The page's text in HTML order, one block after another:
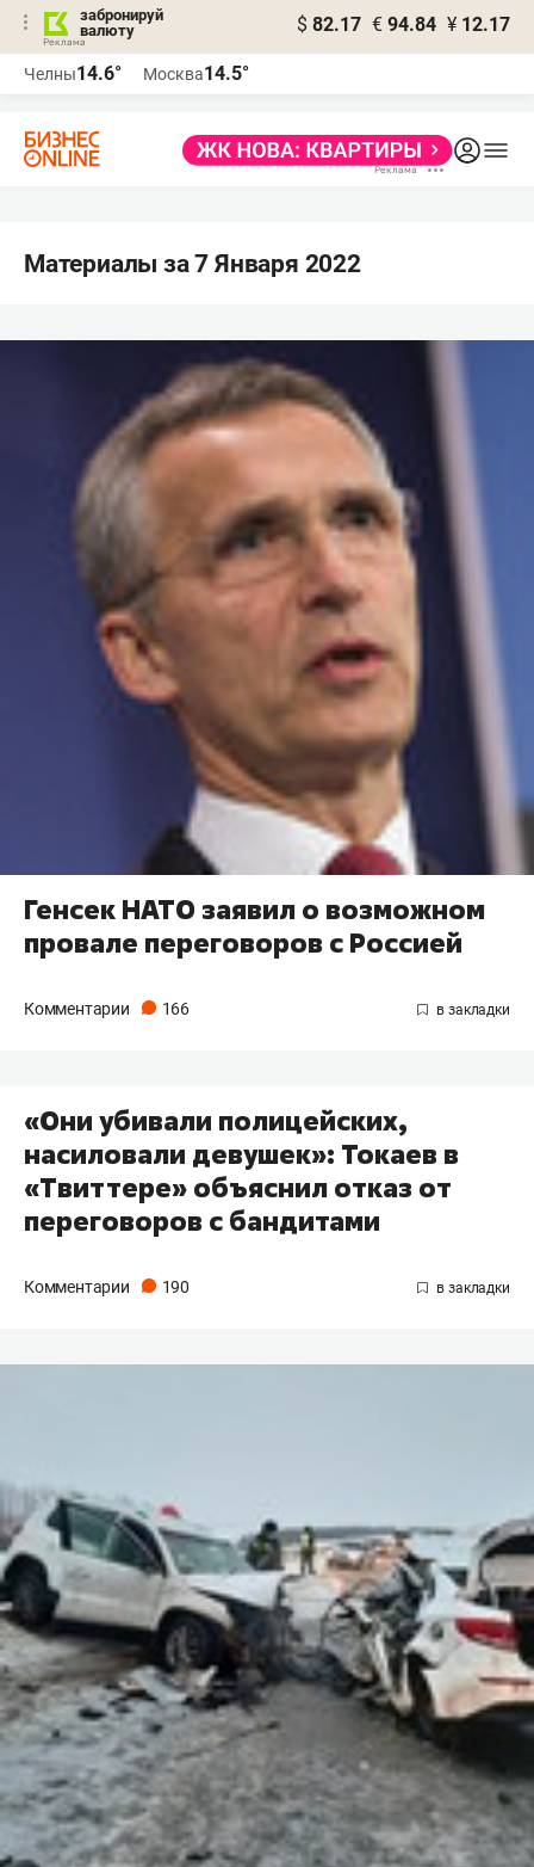
забронируй
валюту
$ 82.17 € 94.84 ¥ 12.17
Челны14.6° Москва14.5°
Материалы за 7 Января 2022
Генсек НАТО заявил о возможном
провале переговоров с Россией
Комментарии 166
«Они убивали полицейских,
насиловали девушек»: Токаев в
«Твиттере» объяснил отказ от
переговоров с бандитами
Комментарии 190